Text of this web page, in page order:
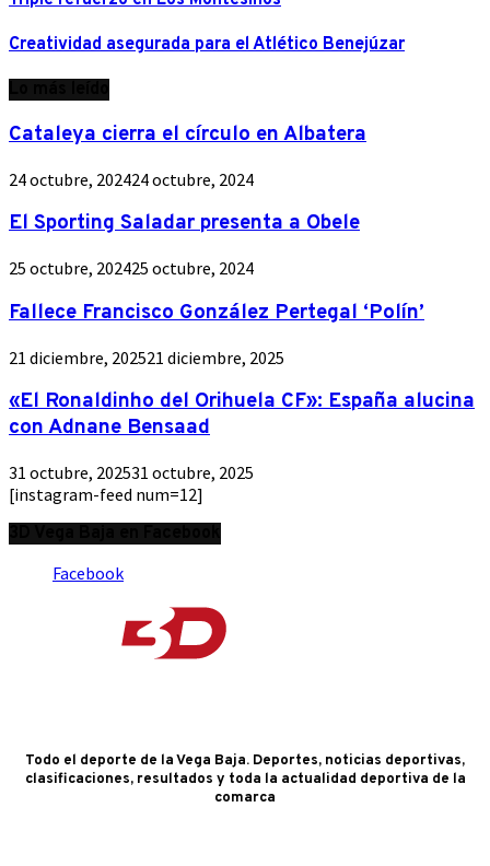
Creatividad asegurada para el Atlético Benejúzar
Cataleya cierra el círculo en Albatera
24 octubre, 202424 octubre, 2024
El Sporting Saladar presenta a Obele
25 octubre, 202425 octubre, 2024
Fallece Francisco González Pertegal ‘Polín’
21 diciembre, 202521 diciembre, 2025
«El Ronaldinho del Orihuela CF»: España alucina
con Adnane Bensaad
31 octubre, 202531 octubre, 2025
[instagram-feed num=12]
Facebook
Todo el deporte de la Vega Baja. Deportes, noticias deportivas,
clasificaciones, resultados y toda la actualidad deportiva de la
comarca